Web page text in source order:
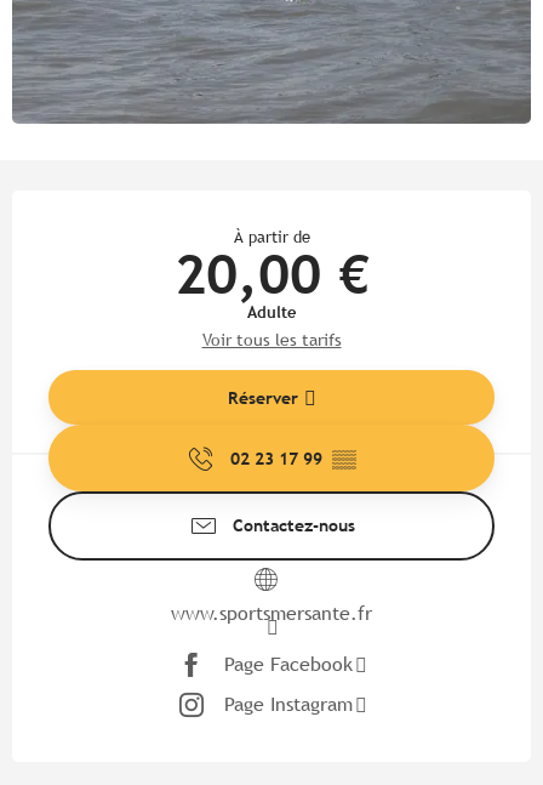
À partir de
20,00 €
Adulte
Voir tous les tarifs
Réserver
02 23 17 99 ▒▒
Contactez-nous
www.sportsmersante.fr
Page Facebook
Page Instagram